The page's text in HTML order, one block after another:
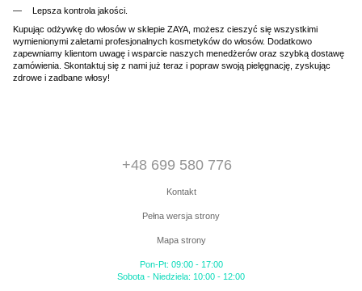
Lepsza kontrola jakości.
Kupując odżywkę do włosów w sklepie ZAYA, możesz cieszyć się wszystkimi
wymienionymi zaletami profesjonalnych kosmetyków do włosów. Dodatkowo
zapewniamy klientom uwagę i wsparcie naszych menedżerów oraz szybką dostawę
zamówienia. Skontaktuj się z nami już teraz i popraw swoją pielęgnację, zyskując
zdrowe i zadbane włosy!
+48 699 580 776
Kontakt
Pełna wersja strony
Mapa strony
Pon-Pt: 09:00 - 17:00
Sobota - Niedziela: 10:00 - 12:00